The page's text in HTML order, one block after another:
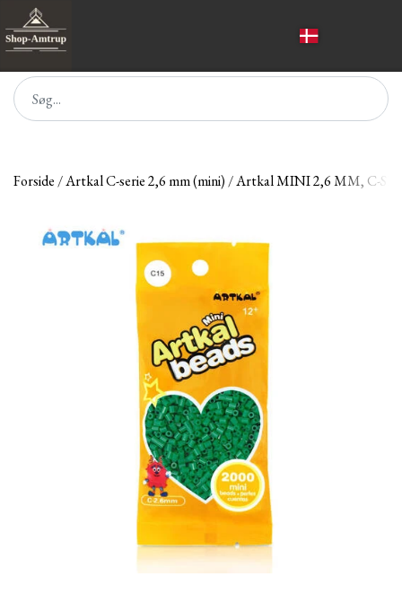
Forside Artkal C-serie 2,6 mm (mini) Artkal MINI 2,6 MM, C-